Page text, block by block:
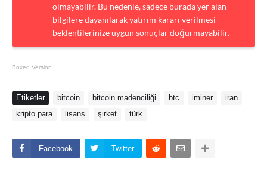
olmayabilir. Bu nedenle, sadece burada yer alan
bilgilere dayanılarak yatırım kararı verilmesi
beklentilerinize uygun sonuçlar doğurmayabilir.
Boxed Version
Etiketler bitcoin bitcoin madenciliği btc iminer
iran
kripto para
lisans şirket türk
Facebook Twitter